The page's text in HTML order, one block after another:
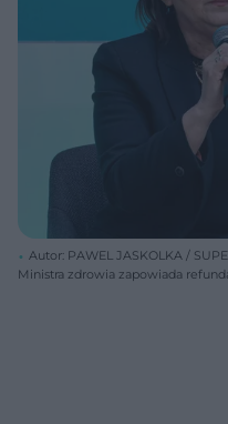
Autor: PAWEL JASKOLKA /
Ministra zdrowia zapowiada